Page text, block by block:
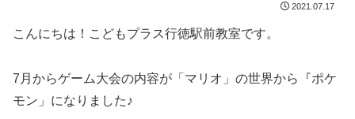
2021.07.17
こんにちは！こどもプラス行徳駅前教室です。
7月からゲーム大会の内容が「マリオ」の世界から『ポケ
モン」になりました♪